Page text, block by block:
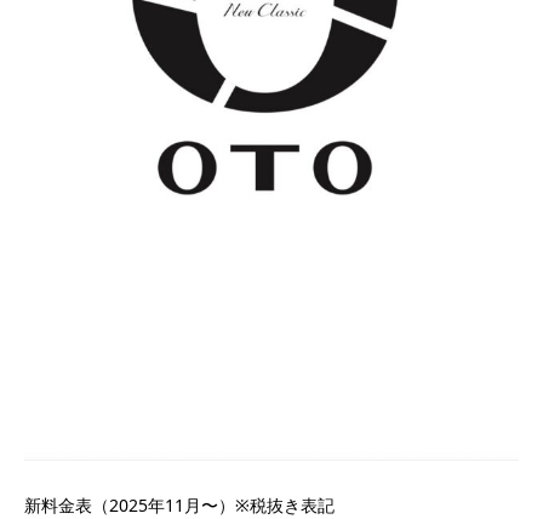
新料金表（2025年11月〜）※税抜き表記